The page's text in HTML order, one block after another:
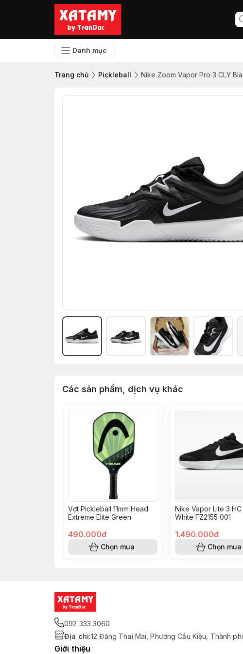
Danh mục
Trang chủ Pickleball Nike Zoom Vapor Pro 3 CLY
Các sản phẩm, dịch vụ khác
Vợt Pickleball 11mm Head
Extreme Elite Green
490.000đ
Chọn mua
Nike Vapor Lite 3 HC
White FZ2155 001
1.490.000đ
Chọn mua
092 333 3060
Địa chỉ:12 Đặng Thai Mai, Phường Cầu Kiệu, Thành
Giới thiệu